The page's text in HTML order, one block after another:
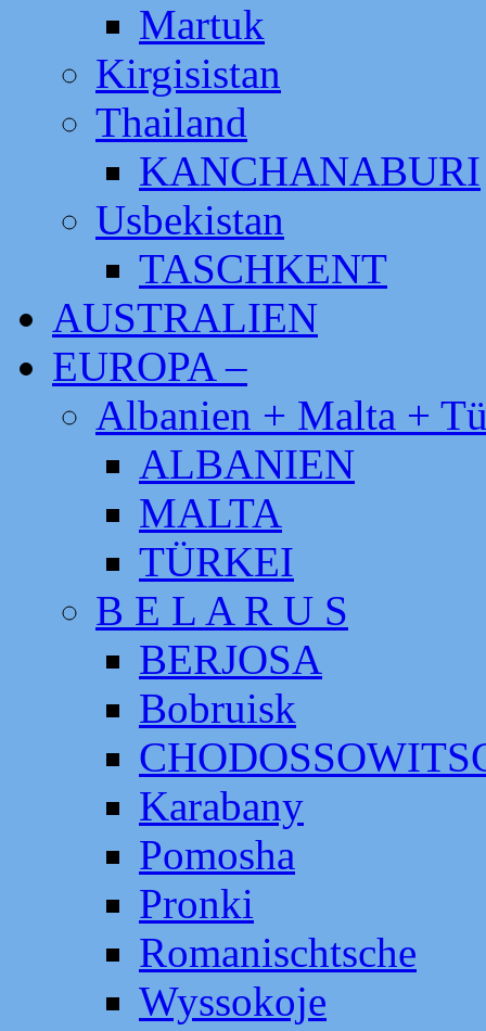
Martuk
Kirgisistan
Thailand
KANCHANABURI
Usbekistan
TASCHKENT
AUSTRALIEN
EUROPA –
Albanien + Malta +
ALBANIEN
MALTA
TÜRKEI
B E L A R U S
BERJOSA
Bobruisk
Karabany
Pomosha
Pronki
Romanischtsche
Wyssokoje